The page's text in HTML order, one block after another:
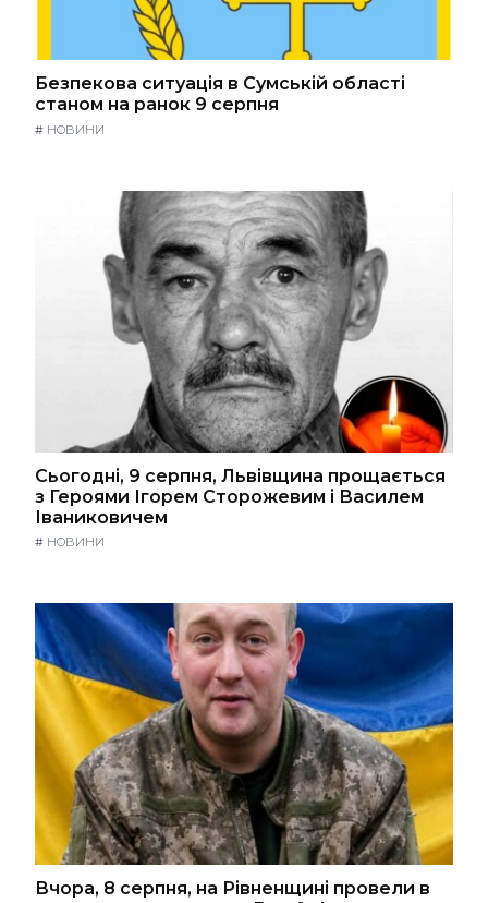
Безпекова ситуація в Сумській області
станом на ранок 9 серпня
# НОВИНИ
Сьогодні, 9 серпня, Львівщина прощається
з Героями Ігорем Сторожевим і Василем
Іваниковичем
# НОВИНИ
Вчора, 8 серпня, на Рівненщині провели в